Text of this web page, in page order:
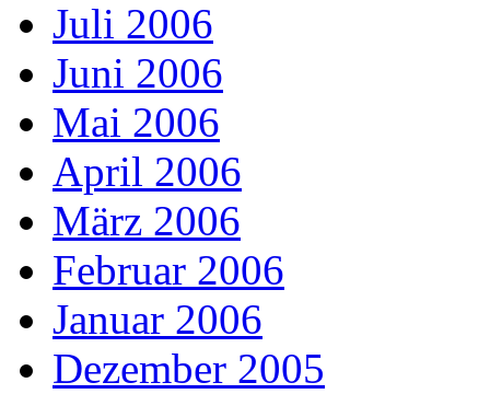
Juli 2006
Juni 2006
Mai 2006
April 2006
März 2006
Februar 2006
Januar 2006
Dezember 2005